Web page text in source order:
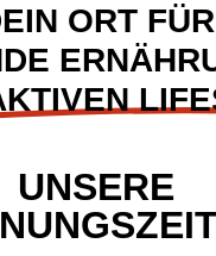
ORT FÜR
UNSERE